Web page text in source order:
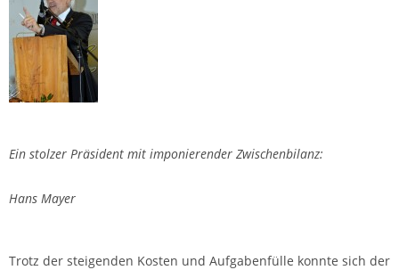
Ein stolzer Präsident mit imponierender Zwischenbilanz:
Hans Mayer
Trotz der steigenden Kosten und Aufgabenfülle konnte sich der